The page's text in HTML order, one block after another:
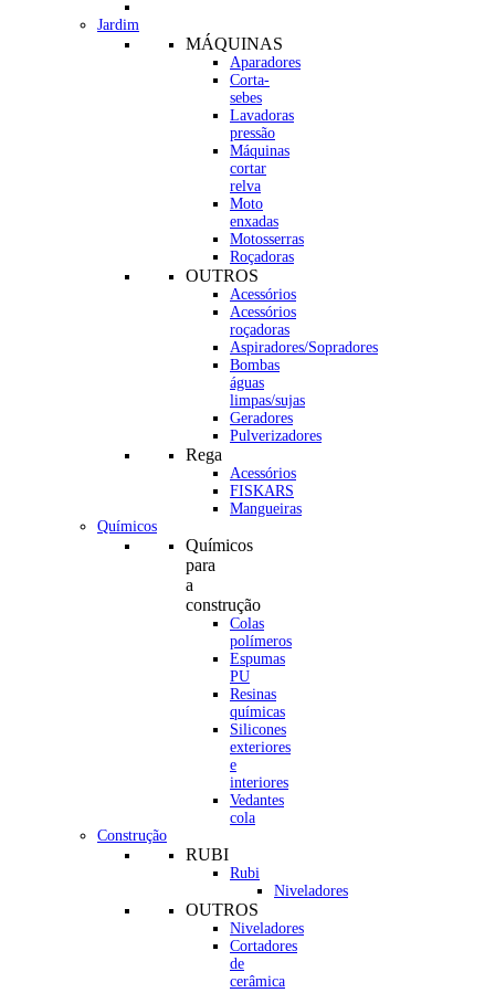
Jardim
MÁQUINAS
Aparadores
Corta-
sebes
Lavadoras
pressão
Máquinas
cortar
relva
Moto
enxadas
Motosserras
Roçadoras
OUTROS
Acessórios
Acessórios
roçadoras
Aspiradores/Sopradores
Bombas
águas
limpas/sujas
Geradores
Pulverizadores
Rega
Acessórios
FISKARS
Mangueiras
Químicos
Químicos
para
a
construção
Colas
polímeros
Espumas
PU
Resinas
químicas
Silicones
exteriores
e
interiores
Vedantes
cola
Construção
RUBI
Rubi
Niveladores
OUTROS
Niveladores
Cortadores
de
cerâmica